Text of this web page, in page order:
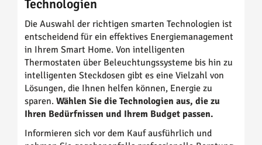
Technologien
Die Auswahl der richtigen smarten Technologien ist
entscheidend für ein effektives Energiemanagement
in Ihrem Smart Home. Von intelligenten
Thermostaten über Beleuchtungssysteme bis hin zu
intelligenten Steckdosen gibt es eine Vielzahl von
Lösungen, die Ihnen helfen können, Energie zu
sparen. Wählen Sie die Technologien aus, die zu
Ihren Bedürfnissen und Ihrem Budget passen.
Informieren sich vor dem Kauf ausführlich und